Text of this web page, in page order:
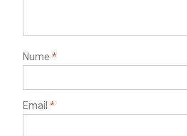
Nume *
Email *